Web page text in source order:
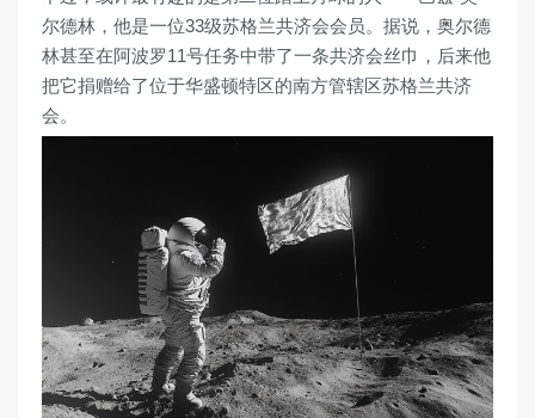
尔德林，他是一位33级苏格兰共济会会员。据说，奥尔德
林甚至在阿波罗11号任务中带了一条共济会丝巾，后来他
把它捐赠给了位于华盛顿特区的南方管辖区苏格兰共济
会。